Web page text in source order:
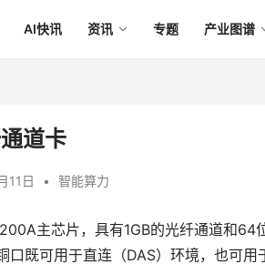
AI快讯 资讯 专题 产业图谱
道卡
11日 • 智能算力
主芯片，具有1GB的光纤通道和64
口既可用于直连（DAS）环境，也可